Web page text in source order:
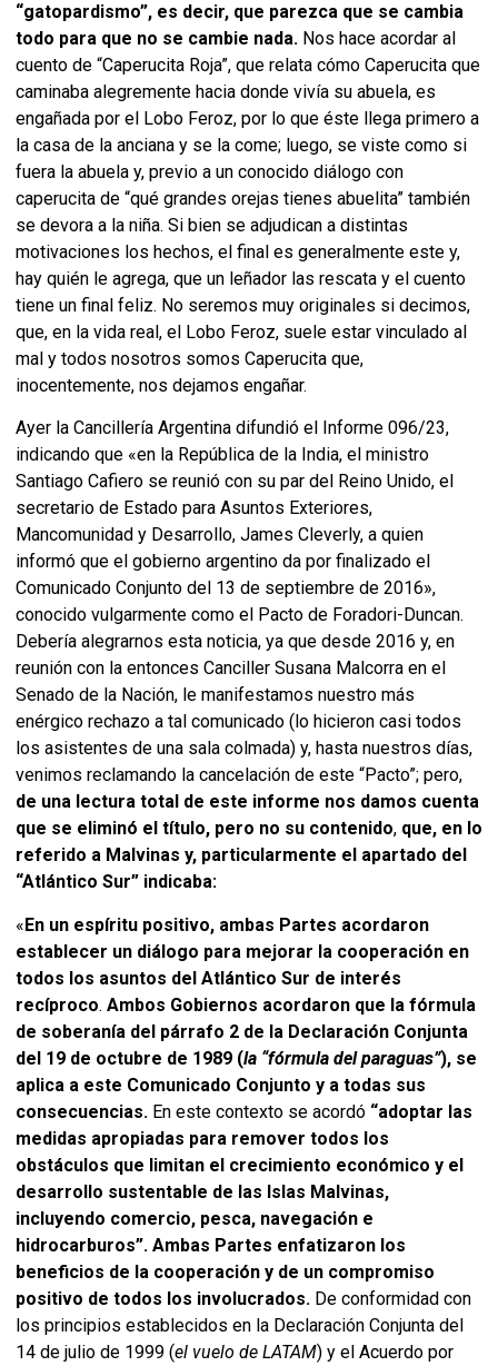
“gatopardismo”, es decir, que parezca que se cambia
todo para que no se cambie nada. Nos hace acordar al
cuento de “Caperucita Roja”, que relata cómo Caperucita que
caminaba alegremente hacia donde vivía su abuela, es
engañada por el Lobo Feroz, por lo que éste llega primero a
la casa de la anciana y se la come; luego, se viste como si
fuera la abuela y, previo a un conocido diálogo con
caperucita de “qué grandes orejas tienes abuelita” también
se devora a la niña. Si bien se adjudican a distintas
motivaciones los hechos, el final es generalmente este y,
hay quién le agrega, que un leñador las rescata y el cuento
tiene un final feliz. No seremos muy originales si decimos,
que, en la vida real, el Lobo Feroz, suele estar vinculado al
mal y todos nosotros somos Caperucita que,
inocentemente, nos dejamos engañar.
Ayer la Cancillería Argentina difundió el Informe 096/23,
indicando que «en la República de la India, el ministro
Santiago Cafiero se reunió con su par del Reino Unido, el
secretario de Estado para Asuntos Exteriores,
Mancomunidad y Desarrollo, James Cleverly, a quien
informó que el gobierno argentino da por finalizado el
Comunicado Conjunto del 13 de septiembre de 2016»,
conocido vulgarmente como el Pacto de Foradori-Duncan.
Debería alegrarnos esta noticia, ya que desde 2016 y, en
reunión con la entonces Canciller Susana Malcorra en el
Senado de la Nación, le manifestamos nuestro más
enérgico rechazo a tal comunicado (lo hicieron casi todos
los asistentes de una sala colmada) y, hasta nuestros días,
venimos reclamando la cancelación de este “Pacto”; pero,
de una lectura total de este informe nos damos cuenta
que se eliminó el título, pero no su contenido, que, en lo
referido a Malvinas y, particularmente el apartado del
“Atlántico Sur” indicaba:
«En un espíritu positivo, ambas Partes acordaron
establecer un diálogo para mejorar la cooperación en
todos los asuntos del Atlántico Sur de interés
recíproco. Ambos Gobiernos acordaron que la fórmula
de soberanía del párrafo 2 de la Declaración Conjunta
del 19 de octubre de 1989 (la “fórmula del paraguas”), se
aplica a este Comunicado Conjunto y a todas sus
consecuencias. En este contexto se acordó “adoptar las
medidas apropiadas para remover todos los
obstáculos que limitan el crecimiento económico y el
desarrollo sustentable de las Islas Malvinas,
incluyendo comercio, pesca, navegación e
hidrocarburos”. Ambas Partes enfatizaron los
beneficios de la cooperación y de un compromiso
positivo de todos los involucrados. De conformidad con
los principios establecidos en la Declaración Conjunta del
14 de julio de 1999 (el vuelo de LATAM) y el Acuerdo por